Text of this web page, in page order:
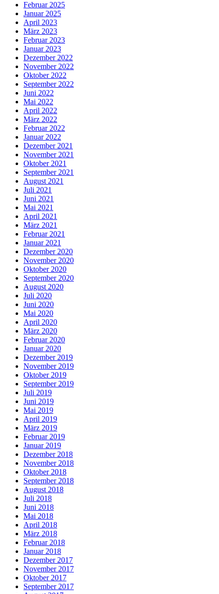
Februar 2025
Januar 2025
April 2023
März 2023
Februar 2023
Januar 2023
Dezember 2022
November 2022
Oktober 2022
September 2022
Juni 2022
Mai 2022
April 2022
März 2022
Februar 2022
Januar 2022
Dezember 2021
November 2021
Oktober 2021
September 2021
August 2021
Juli 2021
Juni 2021
Mai 2021
April 2021
März 2021
Februar 2021
Januar 2021
Dezember 2020
November 2020
Oktober 2020
September 2020
August 2020
Juli 2020
Juni 2020
Mai 2020
April 2020
März 2020
Februar 2020
Januar 2020
Dezember 2019
November 2019
Oktober 2019
September 2019
Juli 2019
Juni 2019
Mai 2019
April 2019
März 2019
Februar 2019
Januar 2019
Dezember 2018
November 2018
Oktober 2018
September 2018
August 2018
Juli 2018
Juni 2018
Mai 2018
April 2018
März 2018
Februar 2018
Januar 2018
Dezember 2017
November 2017
Oktober 2017
September 2017